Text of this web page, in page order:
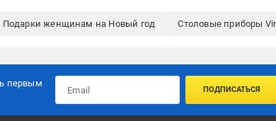
Подарки женщинам на Новый год Столовые приборы
первым
ПОДПИСАТЬСЯ